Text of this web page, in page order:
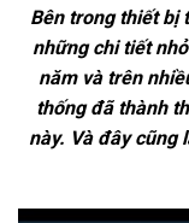
Bên trong thiết bị
những chi tiết
năm và trên
thống đã thành
này. Và đây cũng